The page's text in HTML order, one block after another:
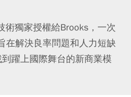
術獨家授權給Brooks，一次
在解決良率問題和人力短缺
躍上國際舞台的新商業模